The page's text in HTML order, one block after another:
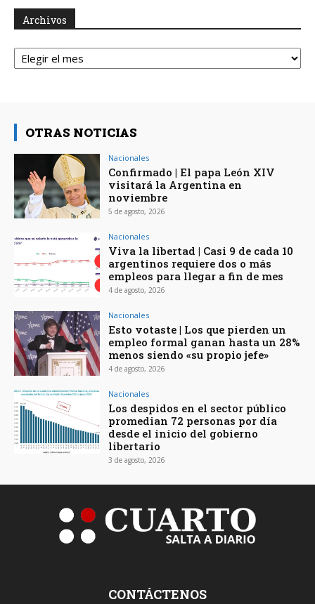
Archivos
Archivos
OTRAS NOTICIAS
Nacionales
Confirmado | El papa León XIV
visitará la Argentina en
noviembre
5 de agosto, 2026
Nacionales
Viva la libertad | Casi 9 de cada 10
argentinos requiere dos o más
empleos para llegar a fin de mes
4 de agosto, 2026
Nacionales
Esto votaste | Los que pierden un
empleo formal ganan hasta un 28%
menos siendo «su propio jefe»
4 de agosto, 2026
Nacionales
Los despidos en el sector público
promedian 72 personas por día
desde el inicio del gobierno
libertario
3 de agosto, 2026
CONTÁCTENOS